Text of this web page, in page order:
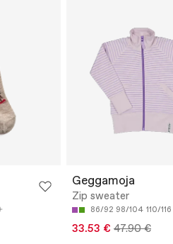
Geggamoja
Zip sweater
86/92 98/104 110/116
33.53 € 47.90 €